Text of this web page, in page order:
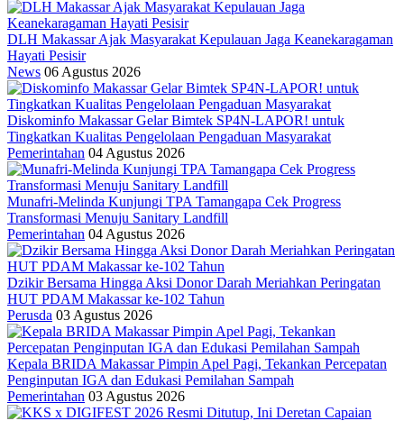
DLH Makassar Ajak Masyarakat Kepulauan Jaga Keanekaragaman
Hayati Pesisir
News 06 Agustus 2026
Diskominfo Makassar Gelar Bimtek SP4N-LAPOR! untuk
Tingkatkan Kualitas Pengelolaan Pengaduan Masyarakat
Pemerintahan 04 Agustus 2026
Munafri-Melinda Kunjungi TPA Tamangapa Cek Progress
Transformasi Menuju Sanitary Landfill
Pemerintahan 04 Agustus 2026
Dzikir Bersama Hingga Aksi Donor Darah Meriahkan Peringatan
HUT PDAM Makassar ke-102 Tahun
Perusda 03 Agustus 2026
Kepala BRIDA Makassar Pimpin Apel Pagi, Tekankan Percepatan
Penginputan IGA dan Edukasi Pemilahan Sampah
Pemerintahan 03 Agustus 2026